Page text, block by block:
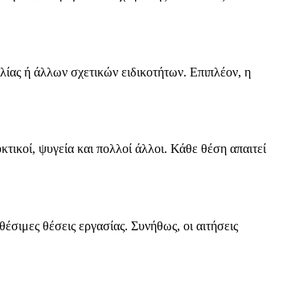
ή άλλων σχετικών ειδικοτήτων. Επιπλέον, η
ψυγεία και πολλοί άλλοι. Κάθε θέση απαιτεί
θέσεις εργασίας. Συνήθως, οι αιτήσεις